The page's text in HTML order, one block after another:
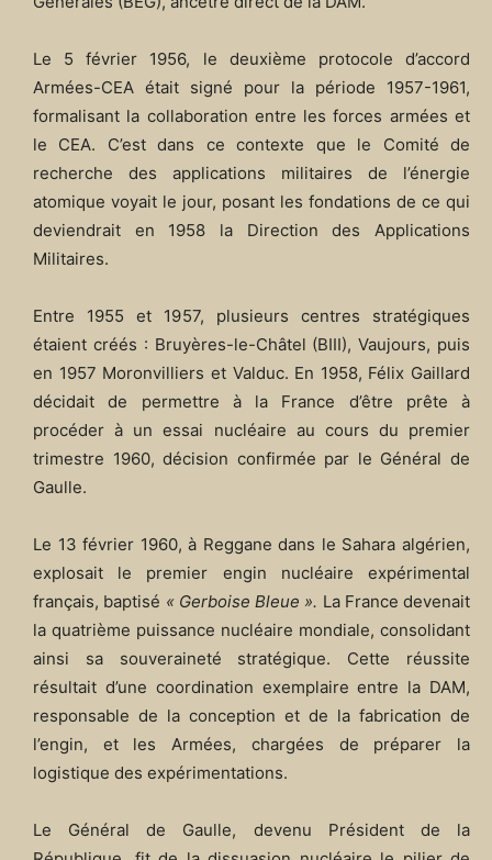
Le 5 février 1956, le deuxième protocole d’accord
Armées-CEA était signé pour la période 1957-1961,
formalisant la collaboration entre les forces armées et
le CEA. C’est dans ce contexte que le Comité de
recherche des applications militaires de l’énergie
atomique voyait le jour, posant les fondations de ce qui
deviendrait en 1958 la Direction des Applications
Militaires.​
Entre 1955 et 1957, plusieurs centres stratégiques
étaient créés : Bruyères-le-Châtel (BIII), Vaujours, puis
en 1957 Moronvilliers et Valduc. En 1958, Félix Gaillard
décidait de permettre à la France d’être prête à
procéder à un essai nucléaire au cours du premier
trimestre 1960, décision confirmée par le Général de
Gaulle.​
Le 13 février 1960, à Reggane dans le Sahara algérien,
explosait le premier engin nucléaire expérimental
français, baptisé « Gerboise Bleue ». La France devenait
la quatrième puissance nucléaire mondiale, consolidant
ainsi sa souveraineté stratégique. Cette réussite
résultait d’une coordination exemplaire entre la DAM,
responsable de la conception et de la fabrication de
l’engin, et les Armées, chargées de préparer la
logistique des expérimentations.​
Le Général de Gaulle, devenu Président de la